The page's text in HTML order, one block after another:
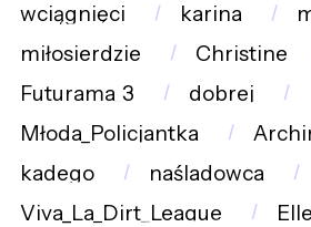
wciągnięci
karina
miłosierdzie
Christine
Futurama_3
dobrej
Młoda_Policjantka
kadego
naśladowca
Viva_La_Dirt_League